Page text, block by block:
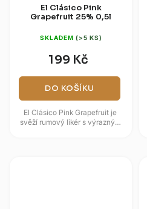
El Clásico Pink
Grapefruit 25% 0,5l
SKLADEM (>5 KS)
199 Kč
DO KOŠÍKU
El Clásico Pink Grapefruit je
svěží rumový likér s výrazným